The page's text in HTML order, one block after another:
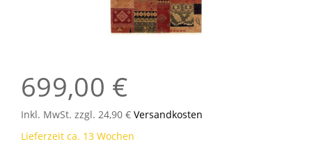
699,00 €
Inkl. MwSt. zzgl. 24,90 € Versandkosten
Lieferzeit ca. 13 Wochen